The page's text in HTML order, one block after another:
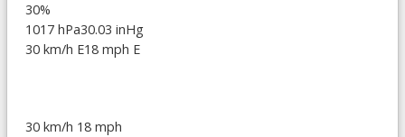
30%
1017 hPa30.03 inHg
30 km/h E18 mph E
30 km/h 18 mph